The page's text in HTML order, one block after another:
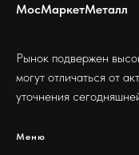
МосМаркетМеталл
Рынок подвержен
могут отличаться от
уточнения
Меню